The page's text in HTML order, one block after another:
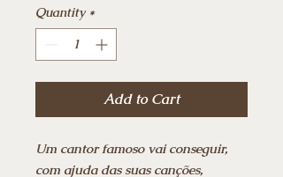
Quantity *
Add to Cart
Um cantor famoso vai conseguir,
com ajuda das suas canções,